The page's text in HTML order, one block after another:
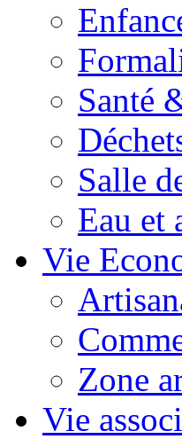
Santé
Salle
Eau et
Vie
Zone
Vie